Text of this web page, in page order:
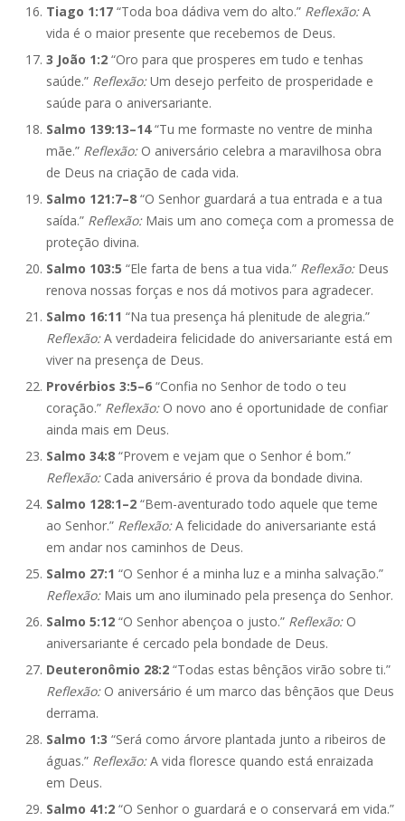
Tiago 1:17 “Toda boa dádiva vem do alto.” Reflexão:A
vida é o maior presente que recebemos de Deus.
3 João 1:2 “Oro para que prosperes em tudo e tenhas
saúde.” Reflexão:Um desejo perfeito de prosperidade e
saúde para o aniversariante.
Salmo 139:13–14“Tu me formaste no ventre de minha
mãe.” Reflexão:O aniversário celebra a maravilhosa obra
de Deus na criação de cada vida.
Salmo 121:7–8 “O Senhor guardará a tua entrada e a tua
saída.” Reflexão:Mais um ano começa com a promessa de
proteção divina.
Salmo 103:5 “Ele farta de bens a tua vida.” Reflexão:Deus
renova nossas forças e nos dá motivos para agradecer.
Salmo 16:11 “Na tua presença há plenitude de alegria.”
Reflexão:A verdadeira felicidade do aniversariante está em
viver na presença de Deus.
Provérbios 3:5–6 “Confia no Senhor de todo o teu
coração.” Reflexão:O novo ano é oportunidade de confiar
ainda mais em Deus.
Salmo 34:8 “Provem e vejam que o Senhor é bom.”
Reflexão:Cada aniversário é prova da bondade divina.
Salmo 128:1–2 “Bem-aventurado todo aquele que teme
ao Senhor.” Reflexão:A felicidade do aniversariante está
em andar nos caminhos de Deus.
Salmo 27:1 “O Senhor é a minha luz e a minha salvação.”
Reflexão:Mais um ano iluminado pela presença do Senhor.
Salmo 5:12 “O Senhor abençoa o justo.” Reflexão:O
aniversariante é cercado pela bondade de Deus.
Deuteronômio 28:2 “Todas estas bênçãos virão sobre ti.”
Reflexão:O aniversário é um marco das bênçãos que Deus
derrama.
Salmo 1:3 “Será como árvore plantada junto a ribeiros de
águas.” Reflexão:A vida floresce quando está enraizada
em Deus.
Salmo 41:2 “O Senhor o guardará e o conservará em vida.”